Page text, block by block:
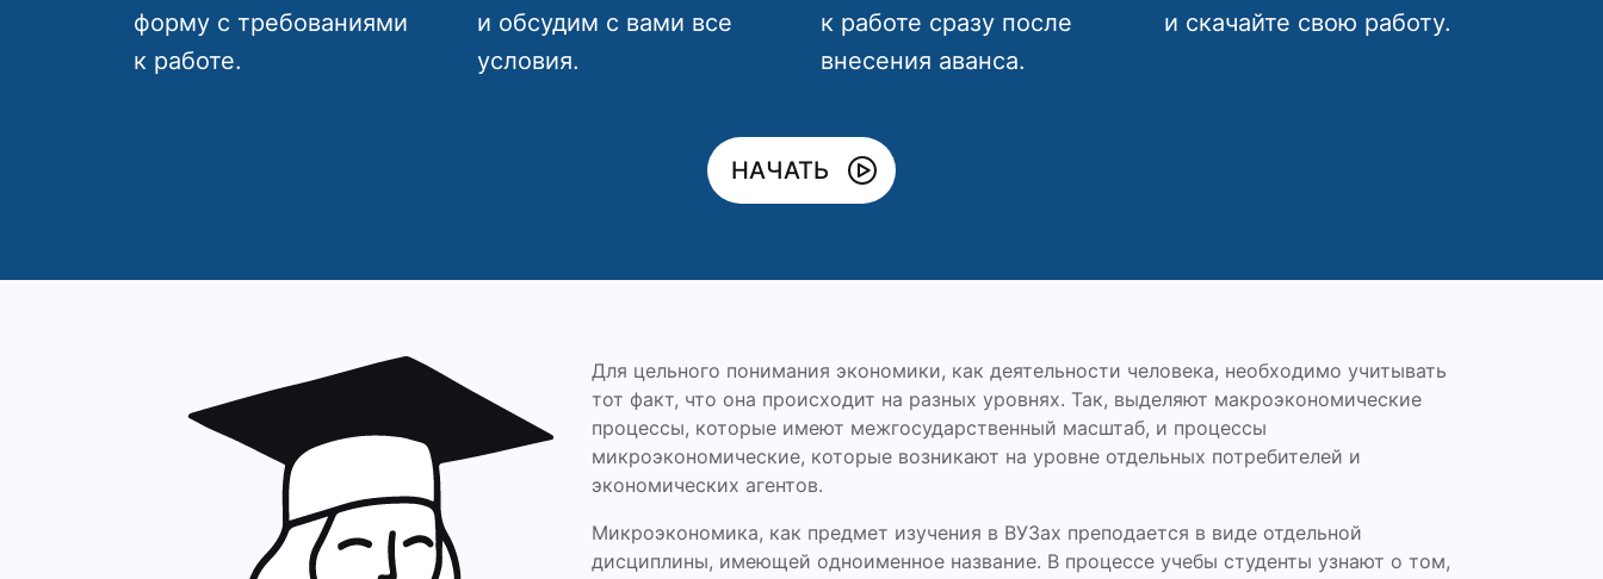
форму с требованиями
к работе.
и обсудим с вами все
условия.
к работе сразу после
внесения аванса.
и скачайте свою работу.
НАЧАТЬ
Для цельного понимания экономики, как деятельности человека, необходимо учитывать
тот факт, что она происходит на разных уровнях. Так, выделяют макроэкономические
процессы, которые имеют межгосударственный масштаб, и процессы
микроэкономические, которые возникают на уровне отдельных потребителей и
экономических агентов.
Микроэкономика, как предмет изучения в ВУЗах преподается в виде отдельной
дисциплины, имеющей одноименное название. В процессе учебы студенты узнают о том,